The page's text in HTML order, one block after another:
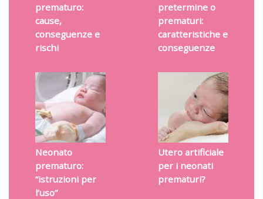
prematuro:
cause,
conseguenze e
rischi
pretermine o
prematuri:
caratteristiche e
conseguenze
Neonato
prematuro:
“istruzioni per
l’uso”
Utero artificiale
per i neonati
prematuri?